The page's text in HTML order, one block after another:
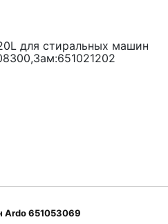
для стиральных машин
651021202
Ardo 651053069